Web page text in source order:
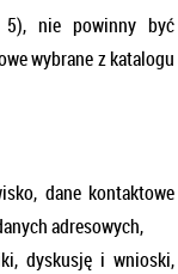
5), nie powinny być
wybrane z katalogu
dane kontaktowe
adresowych,
dyskusję i wnioski,